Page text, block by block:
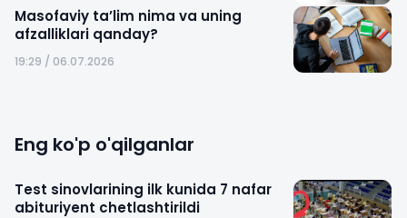
Masofaviy ta’lim nima va uning
afzalliklari qanday?
19:29 / 06.07.2026
Eng ko'p o'qilganlar
Test sinovlarining ilk kunida 7 nafar
abituriyent chetlashtirildi